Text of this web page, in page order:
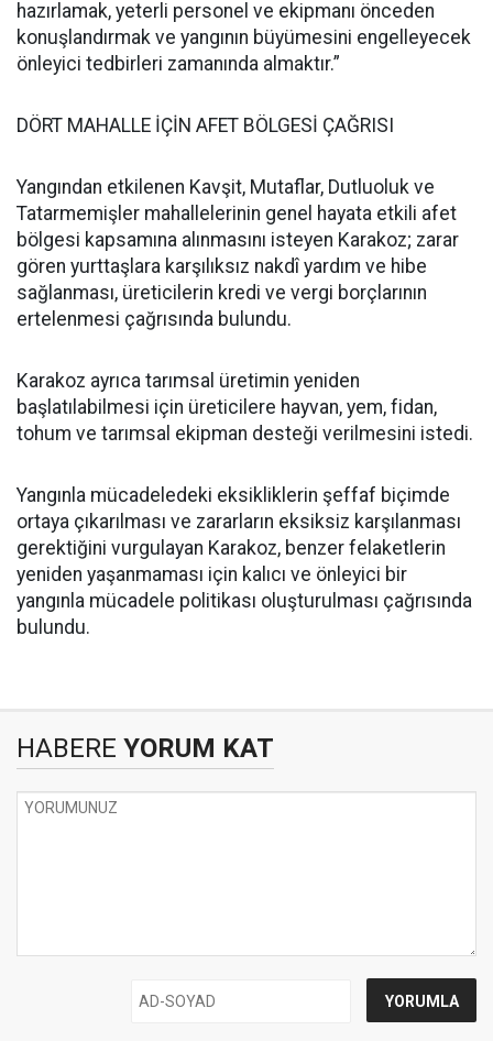
hazırlamak, yeterli personel ve ekipmanı önceden
konuşlandırmak ve yangının büyümesini engelleyecek
önleyici tedbirleri zamanında almaktır.”
DÖRT MAHALLE İÇİN AFET BÖLGESİ ÇAĞRISI
Yangından etkilenen Kavşit, Mutaflar, Dutluoluk ve
Tatarmemişler mahallelerinin genel hayata etkili afet
bölgesi kapsamına alınmasını isteyen Karakoz; zarar
gören yurttaşlara karşılıksız nakdî yardım ve hibe
sağlanması, üreticilerin kredi ve vergi borçlarının
ertelenmesi çağrısında bulundu.
Karakoz ayrıca tarımsal üretimin yeniden
başlatılabilmesi için üreticilere hayvan, yem, fidan,
tohum ve tarımsal ekipman desteği verilmesini istedi.
Yangınla mücadeledeki eksikliklerin şeffaf biçimde
ortaya çıkarılması ve zararların eksiksiz karşılanması
gerektiğini vurgulayan Karakoz, benzer felaketlerin
yeniden yaşanmaması için kalıcı ve önleyici bir
yangınla mücadele politikası oluşturulması çağrısında
bulundu.
HABERE YORUM KAT